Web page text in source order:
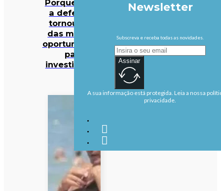
Porque é que
a defesa se
tornou uma
das maiores
oportunidades
para
investidores?
Newsletter
Subscreva e receba todas as novidades.
Assinar
A sua informação está protegida. Leia a nossa
privacidade.